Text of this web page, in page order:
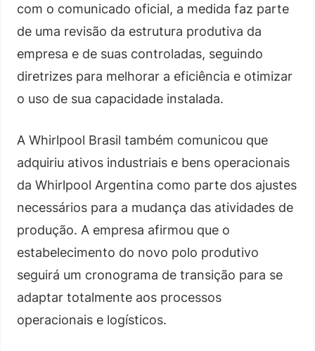
com o comunicado oficial, a medida faz parte
de uma revisão da estrutura produtiva da
empresa e de suas controladas, seguindo
diretrizes para melhorar a eficiência e otimizar
o uso de sua capacidade instalada.
A Whirlpool Brasil também comunicou que
adquiriu ativos industriais e bens operacionais
da Whirlpool Argentina como parte dos ajustes
necessários para a mudança das atividades de
produção. A empresa afirmou que o
estabelecimento do novo polo produtivo
seguirá um cronograma de transição para se
adaptar totalmente aos processos
operacionais e logísticos.